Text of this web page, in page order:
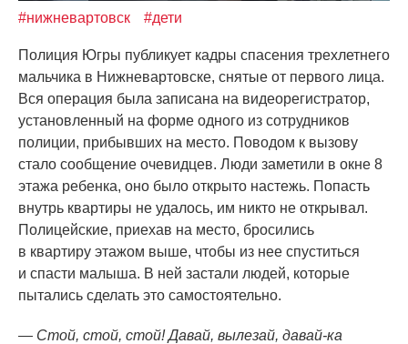
#нижневартовск #дети
Полиция Югры публикует кадры спасения трехлетнего
мальчика в Нижневартовске, снятые от первого лица.
Вся операция была записана на видеорегистратор,
установленный на форме одного из сотрудников
полиции, прибывших на место. Поводом к вызову
стало сообщение очевидцев. Люди заметили в окне 8
этажа ребенка, оно было открыто настежь. Попасть
внутрь квартиры не удалось, им никто не открывал.
Полицейские, приехав на место, бросились
в квартиру этажом выше, чтобы из нее спуститься
и спасти малыша. В ней застали людей, которые
пытались сделать это самостоятельно.
— Стой, стой, стой! Давай, вылезай, давай-ка